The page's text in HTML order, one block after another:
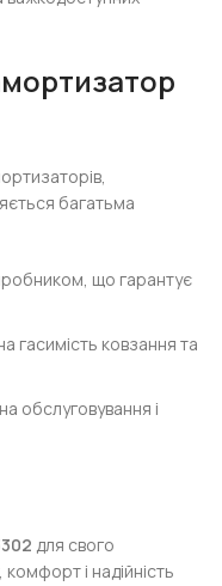
багатьма
що гарантує
гасимість ковзання та
обслуговування і
для свого
і надійність